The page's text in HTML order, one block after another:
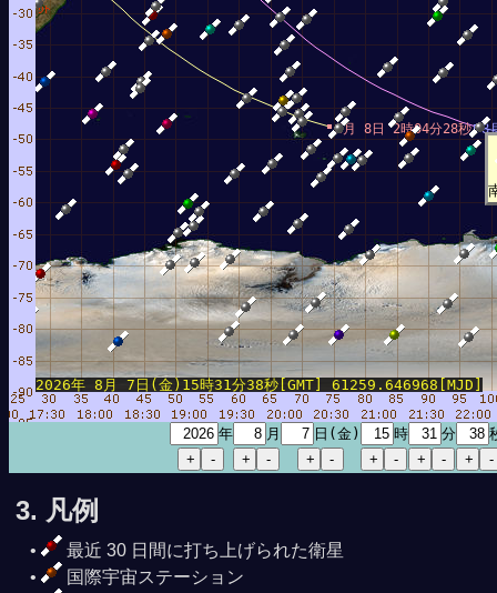
8
8月 8日 2時04分28秒
2026年 8月 7日(金)15時31分38秒[GMT] 61259.646968[MJD]
年 月 日(金) 時 分
3. 凡例
最近 30 日間に打ち上げられた衛星
国際宇宙ステーション